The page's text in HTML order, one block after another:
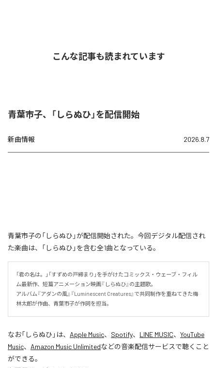
こんな記事も読まれています
青葉市子、「しらぬひ」を配信開始
新曲情報 2026.8.7
青葉市子の「しらぬひ」が配信開始された。今回デジタル配信され
た楽曲は、「しらぬひ」を含む全1曲となっている。
「君の名は。」「すずめの戸締まり」を手がけたコミックス・ウェーブ・フィル
ム最新作、短篇アニメーション映画『しらぬひ』の主題歌。
アルバム『アダンの風』『Luminescent Creatures』で共同制作を重ねてきた梅
林太郎が作曲、青葉市子が作詞を担当。
なお「しらぬひ 」は、 Apple Music、 Spotify、 LINE MUSIC、 YouTube
Music、 Amazon Music Unlimitedなどの音楽配信サービスで聴くこと
ができる。